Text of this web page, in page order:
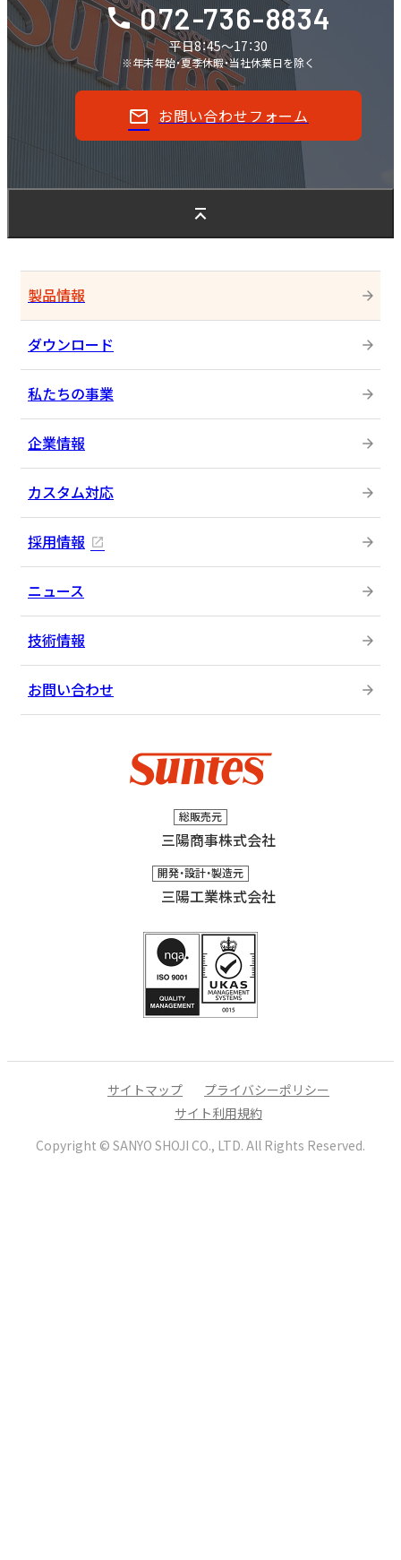
072-736-8834
平日8：45～17：30
※年末年始・夏季休暇・当社休業日を除く
お問い合わせフォーム
製品情報
ダウンロード
私たちの事業
企業情報
カスタム対応
採用情報
ニュース
技術情報
お問い合わせ
総販売元
三陽商事株式会社
開発・設計・製造元
三陽工業株式会社
サイトマップ
プライバシーポリシー
サイト利用規約
Copyright © SANYO SHOJI CO., LTD. All Rights Reserved.